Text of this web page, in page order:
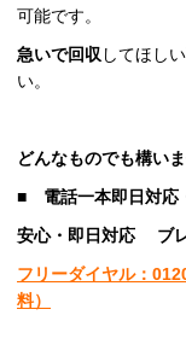
可能です。
急いで回収 してほし
い。
どんなものでも構い
■ 電話一本即日対応
安心・即日対応
ブ
フリーダイヤル：
料）